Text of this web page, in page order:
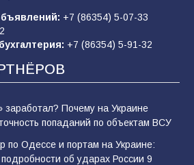
в финал Всероссийского
перемена»
+7 (86354) 5-07-33
+7 (86354) 5-91-32
заработал? Почему на Украине
попаданий по объектам ВСУ
по Одессе и портам на Украине:
об ударах России 9